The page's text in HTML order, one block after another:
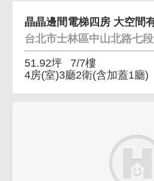
台北市士林區中山北路七段
51.92坪
7/7樓
4房(室)3廳2衛(含加蓋1廳)